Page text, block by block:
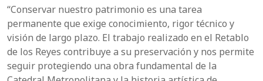
“Conservar nuestro patrimonio es una tarea
permanente que exige conocimiento, rigor técnico y
visión de largo plazo. El trabajo realizado en el Retablo
de los Reyes contribuye a su preservación y nos permite
seguir protegiendo una obra fundamental de la